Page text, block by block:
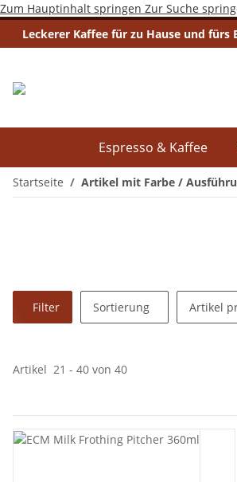
Zum Hauptinhalt springen Zur Suche
Leckerer Kaffee für zu Hause und fürs
Espresso & Kaffee
Startseite Artikel mit Farbe /
Filter Sortierung Artikel
Artikel 21 - 40 von 40